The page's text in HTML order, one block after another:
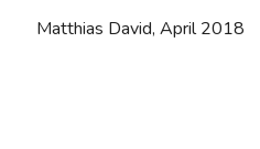
Matthias David, April 2018